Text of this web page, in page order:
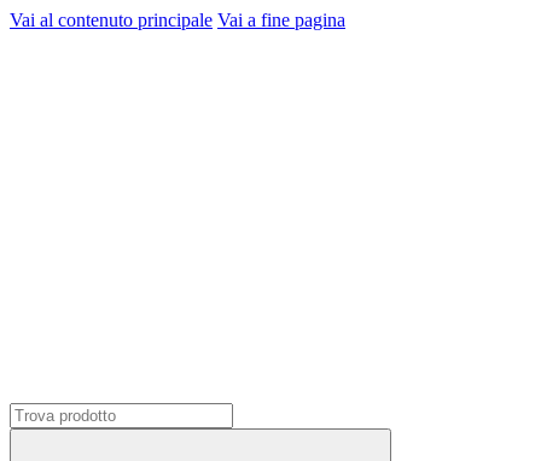
Vai al contenuto principale Vai a fine pagina